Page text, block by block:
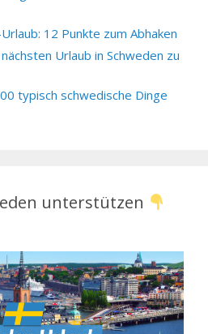
12 Punkte zum Abhaken
Urlaub in Schweden zu
typisch schwedische Dinge
unterstützen